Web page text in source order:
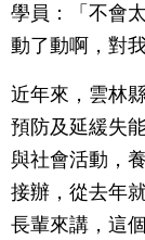
學員：「不會
動了動啊，對
近年來，雲林
預防及延緩失
與社會活動，
接辦，從去年
長輩來講，這